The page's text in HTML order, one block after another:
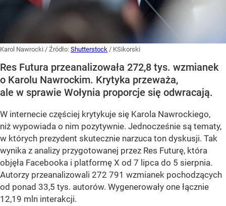
Karol Nawrocki / Źródło: Shutterstock / KSikorski
Res Futura przeanalizowała 272,8 tys. wzmianek
o Karolu Nawrockim. Krytyka przeważa,
ale w sprawie Wołynia proporcje się odwracają.
W internecie częściej krytykuje się Karola Nawrockiego,
niż wypowiada o nim pozytywnie. Jednocześnie są tematy,
w których prezydent skutecznie narzuca ton dyskusji. Tak
wynika z analizy przygotowanej przez Res Futurę, która
objęła Facebooka i platformę X od 7 lipca do 5 sierpnia.
Autorzy przeanalizowali 272 791 wzmianek pochodzących
od ponad 33,5 tys. autorów. Wygenerowały one łącznie
12,19 mln interakcji.